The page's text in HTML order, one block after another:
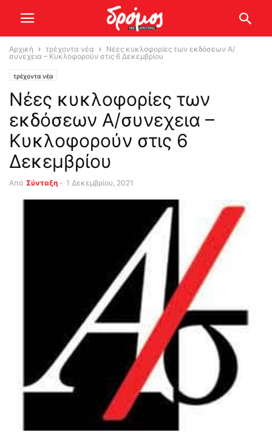
Αρχική τρέχοντα νέα
Νέες κυκλοφορίες των εκδόσεων Α/
συνεχεια – Κυκλοφορούν στις 6 Δεκεμβρίου
τρέχοντα νέα
Νέες κυκλοφορίες των
εκδόσεων Α/συνεχεια –
Κυκλοφορούν στις 6
Δεκεμβρίου
Από Σύνταξη - 1 Δεκεμβρίου, 2021